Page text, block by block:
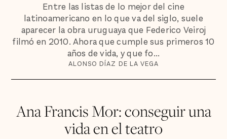
Entre las listas de lo mejor del cine
latinoamericano en lo que va del siglo, suele
aparecer la obra uruguaya que Federico Veiroj
filmó en 2010. Ahora que cumple sus primeros 10
años de vida, y que fo...
ALONSO DÍAZ DE LA VEGA
Ana Francis Mor: conseguir una
vida en el teatro